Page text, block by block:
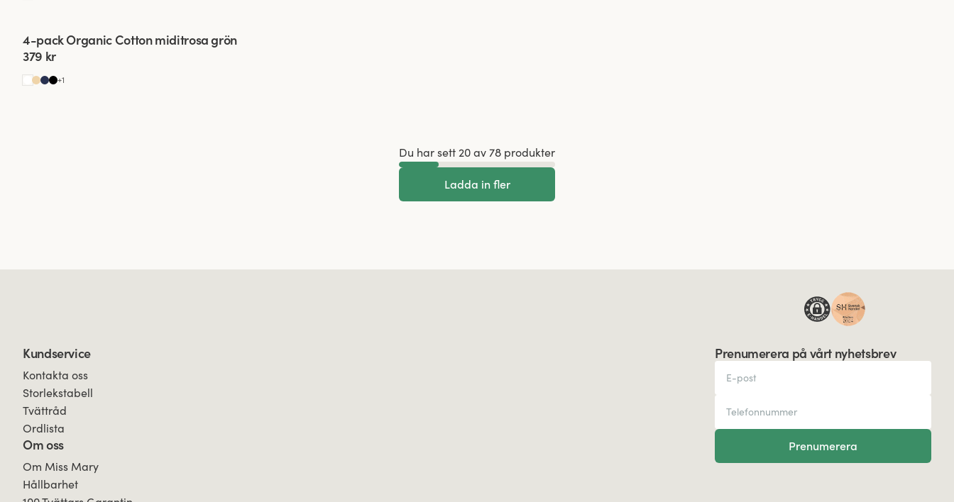
Viewing image 1 of 2
4-pack Organic Cotton miditrosa grön
379 kr
+1
Du har sett 20 av 78 produkter
Ladda in fler
Prenumerera på vårt nyhetsbrev
Prenumerera
Kundservice
Kontakta oss
Storlekstabell
Tvättråd
Ordlista
Om oss
Om Miss Mary
Hållbarhet